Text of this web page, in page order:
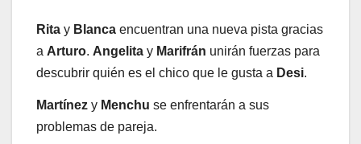
Rita y Blanca encuentran una nueva pista gracias
a Arturo. Angelita y Marifrán unirán fuerzas para
descubrir quién es el chico que le gusta a Desi.
Martínez y Menchu se enfrentarán a sus
problemas de pareja.